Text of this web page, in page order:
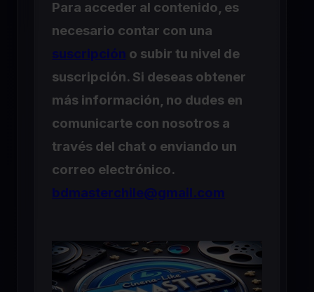
Para acceder al contenido, es
necesario contar con una
suscripción o subir tu nivel de
suscripción. Si deseas obtener
más información, no dudes en
comunicarte con nosotros a
través del chat o enviando un
correo electrónico.
bdmasterchile@gmail.com